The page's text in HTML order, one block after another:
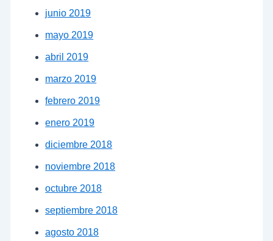
junio 2019
mayo 2019
abril 2019
marzo 2019
febrero 2019
enero 2019
diciembre 2018
noviembre 2018
octubre 2018
septiembre 2018
agosto 2018